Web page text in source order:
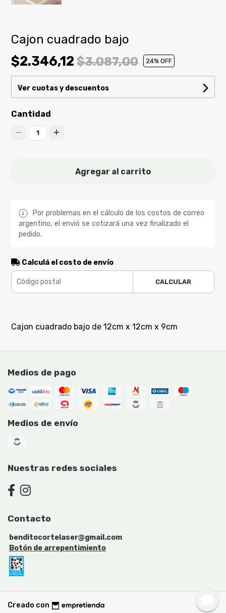
Cajon cuadrado bajo
$2.346,12$3.087,00 24% OFF
Ver cuotas y descuentos
Cantidad
1
Agregar al carrito
Por problemas en el cálculo de los costos de correo
argentino, el envió se cotizará una vez finalizado el
pedido.
Calculá el costo de envío
CALCULAR
Cajon cuadrado bajo de 12cm x 12cm x 9cm
Medios de pago
Medios de envío
Nuestras redes sociales
Contacto
benditocortelaser@gmail.com
Botón de arrepentimiento
Creado con